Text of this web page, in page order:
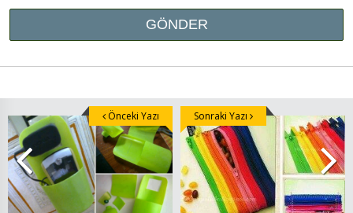
Önceki Yazı Sonraki Yazı